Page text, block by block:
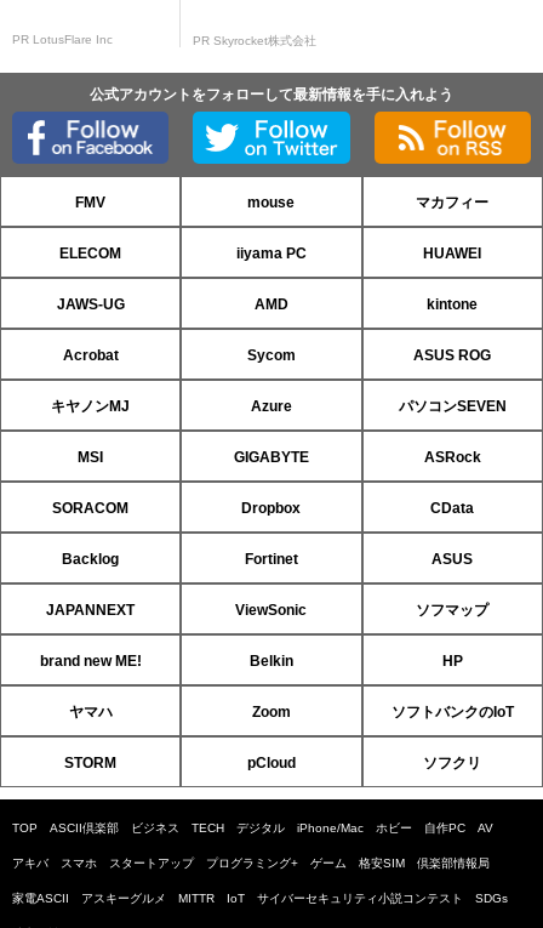
PR LotusFlare Inc PR Skyrocket株式会社
公式アカウントをフォローして最新情報を手に入れよう
FMV mouse マカフィー
ELECOM iiyama PC HUAWEI
JAWS-UG AMD kintone
Acrobat Sycom ASUS ROG
キヤノンMJ Azure パソコンSEVEN
MSI GIGABYTE ASRock
SORACOM Dropbox CData
Backlog Fortinet ASUS
JAPANNEXT ViewSonic ソフマップ
brand new ME! Belkin HP
ヤマハ Zoom ソフトバンクのIoT
STORM pCloud ソフクリ
TOP ASCII倶楽部 ビジネス TECH デジタル iPhone/Mac ホビー 自作PC AV
アキバ スマホ スタートアップ プログラミング+ ゲーム 格安SIM 倶楽部情報局
家電ASCII アスキーグルメ MITTR IoT サイバーセキュリティ小説コンテスト SDGs